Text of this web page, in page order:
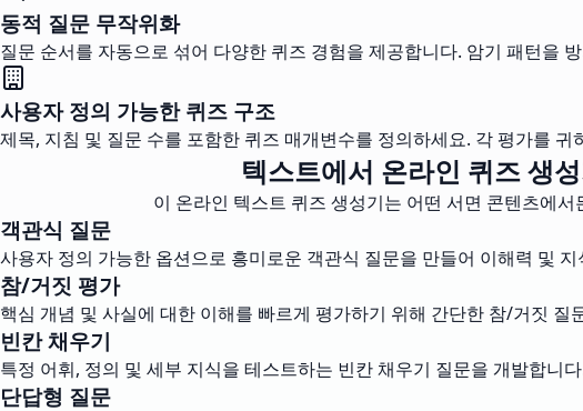
동적 질문 무작위화
질문 순서를 자동으로 섞어 다양한 퀴즈 경험을 제공합니다. 암기 패턴을
사용자 정의 가능한 퀴즈 구조
제목, 지침 및 질문 수를 포함한 퀴즈 매개변수를 정의하세요. 각 평가를
텍스트에서 온라인 퀴즈 생
이 온라인 텍스트 퀴즈 생성기는 어떤 서면 콘텐츠에
객관식 질문
사용자 정의 가능한 옵션으로 흥미로운 객관식 질문을 만들어 이해력 및
참/거짓 평가
핵심 개념 및 사실에 대한 이해를 빠르게 평가하기 위해 간단한 참/거짓 질
빈칸 채우기
특정 어휘, 정의 및 세부 지식을 테스트하는 빈칸 채우기 질문을 개발합니
단답형 질문